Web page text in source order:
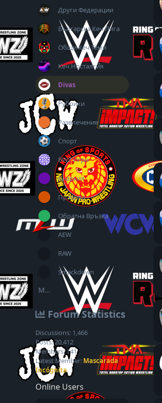
Други Федерации
Българска Кеч Лига
Общи Кеч Теми
Кеч Носталгия
Divas
Рубрики
Развлечения
Спорт
BWZ Игри
Анархия
Правила
Обратна Връзка
AEW
RAW
Smackdown
More...
Forum Statistics
Discussions: 1,466
Posts:20,412
Members:141
Latest Member: Mascarada
Incógnita
Online Users